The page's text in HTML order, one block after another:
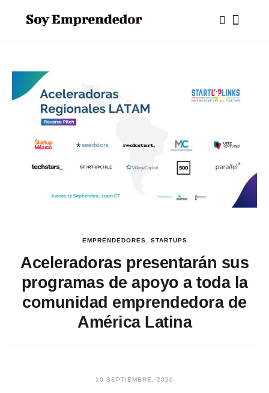
EMPRENDEDORES, STARTUPS
Aceleradoras presentarán sus
programas de apoyo a toda la
comunidad emprendedora de
América Latina
10 SEPTIEMBRE, 2020